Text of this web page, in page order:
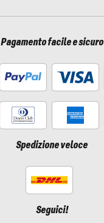
Pagamento facile e sicuro
Spedizione veloce
Seguici!